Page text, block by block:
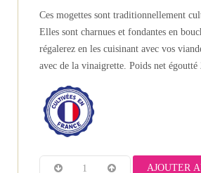
Ces mogettes sont traditionnellement
Elles sont charnues et fondantes en
régalerez en les cuisinant avec vos
avec de la vinaigrette. Poids net égoutté
AJOUTER